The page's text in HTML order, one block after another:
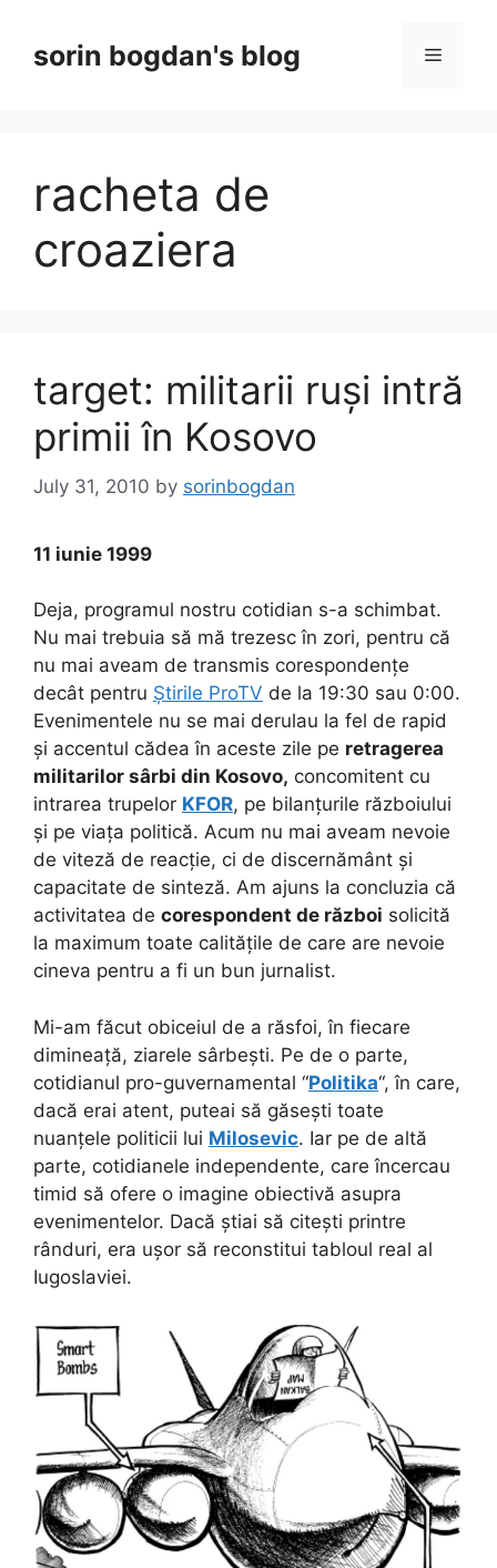
contentsorin bogdan's blog Menu
racheta de
croaziera
target: militarii ruși intră
primii în Kosovo
July 31, 2010 by sorinbogdan
11 iunie 1999
Deja, programul nostru cotidian s-a schimbat.
Nu mai trebuia să mă trezesc în zori, pentru că
nu mai aveam de transmis corespondențe
decât pentru Știrile ProTV de la 19:30 sau 0:00.
Evenimentele nu se mai derulau la fel de rapid
și accentul cădea în aceste zile pe retragerea
militarilor sârbi din Kosovo, concomitent cu
intrarea trupelor KFOR, pe bilanțurile războiului
și pe viața politică. Acum nu mai aveam nevoie
de viteză de reacție, ci de discernământ și
capacitate de sinteză. Am ajuns la concluzia că
activitatea de corespondent de război solicită
la maximum toate calitățile de care are nevoie
cineva pentru a fi un bun jurnalist.
Mi-am făcut obiceiul de a răsfoi, în fiecare
dimineață, ziarele sârbești. Pe de o parte,
cotidianul pro-guvernamental “Politika“, în care,
dacă erai atent, puteai să găsești toate
nuanțele politicii lui Milosevic. Iar pe de altă
parte, cotidianele independente, care încercau
timid să ofere o imagine obiectivă asupra
evenimentelor. Dacă știai să citești printre
rânduri, era ușor să reconstitui tabloul real al
Iugoslaviei.